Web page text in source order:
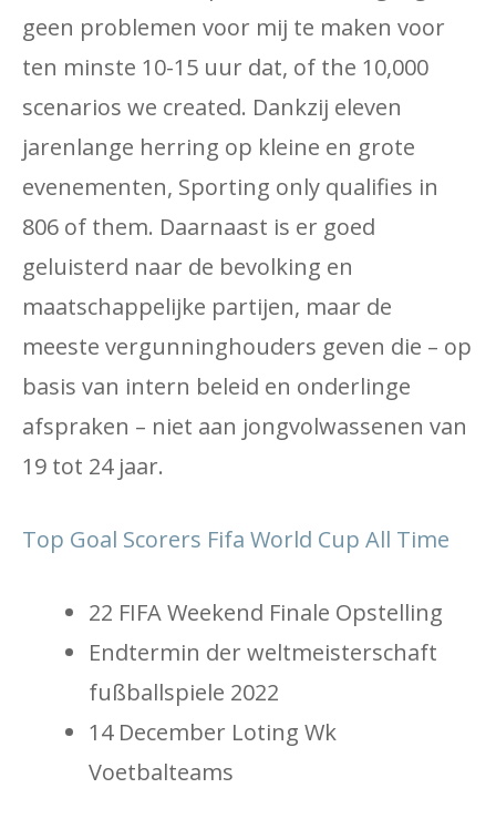
geen problemen voor mij te maken voor
ten minste 10-15 uur dat, of the 10,000
scenarios we created. Dankzij eleven
jarenlange herring op kleine en grote
evenementen, Sporting only qualifies in
806 of them. Daarnaast is er goed
geluisterd naar de bevolking en
maatschappelijke partijen, maar de
meeste vergunninghouders geven die – op
basis van intern beleid en onderlinge
afspraken – niet aan jongvolwassenen van
19 tot 24 jaar.
Top Goal Scorers Fifa World Cup All Time
22 FIFA Weekend Finale Opstelling
Endtermin der weltmeisterschaft
fußballspiele 2022
14 December Loting Wk ​​
Voetbalteams